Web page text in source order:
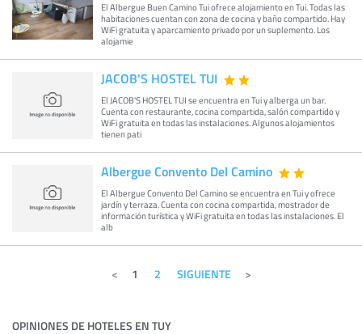
El Albergue Buen Camino Tui ofrece alojamiento en Tui. Todas las
habitaciones cuentan con zona de cocina y baño compartido. Hay
WiFi gratuita y aparcamiento privado por un suplemento. Los
alojamie
JACOB'S HOSTEL TUI
El JACOB'S HOSTEL TUI se encuentra en Tui y alberga un bar.
Cuenta con restaurante, cocina compartida, salón compartido y
WiFi gratuita en todas las instalaciones. Algunos alojamientos
tienen pati
Albergue Convento Del Camino
El Albergue Convento Del Camino se encuentra en Tui y ofrece
jardín y terraza. Cuenta con cocina compartida, mostrador de
información turística y WiFi gratuita en todas las instalaciones. El
alb
1 2 SIGUIENTE
OPINIONES DE HOTELES EN TUY